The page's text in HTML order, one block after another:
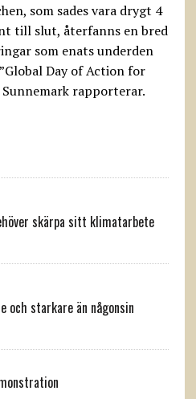
som sades vara drygt 4
till slut, återfanns en bred
som enats underden
Day of Action for
Sunnemark rapporterar.
skärpa sitt klimatarbete
och starkare än någonsin